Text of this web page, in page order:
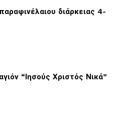
διάρκειας 4-
“Ιησούς Χριστός Νικά”